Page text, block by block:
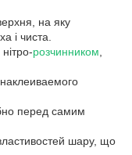
на яку
і чиста.
розчинником,
перед самим
шару, що